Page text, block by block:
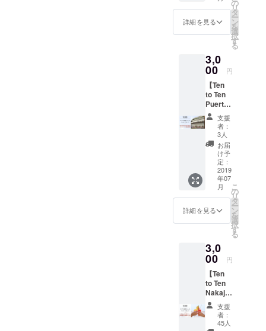
カリナ
の愛情
のこ
もった
セージ
・Ten
to Ten
Puerto
Vallarta
にお名
前の記
3,000ye
n ・A
messa
ge card
from
Karina
・Your
name
carved
Vallarta
詳細を見る
の
リ
タ
ー
ン
を
選
択
す
る
3,0
00 円
【Ten
to Ten
Puerto
Vallarta
ドミト
リー
ルーム
宿泊
券】
3000円
以下が
内容で
す！ ・
カリナ
の愛情
のこ
メッ
セージ
カード
・ドミ
トリー
ルーム
宿泊券
有効期
限
支援
者：
3人
お届
け予
定：
2019
年07
月
詳細を見る
こ
の
リ
タ
ー
ン
を
選
択
す
る
3,0
00 円
【Ten
to Ten
Nakaji
ma-
koen,
Sappor
支援
者：
45人